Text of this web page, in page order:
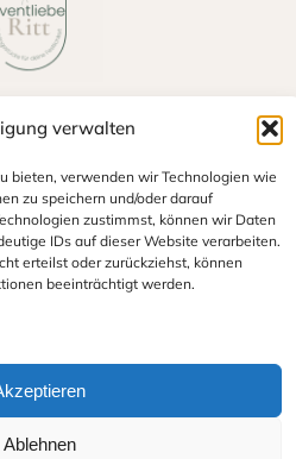
verwalten
bieten, verwenden wir Technologien wie
zu speichern und/oder darauf
zustimmst, können wir Daten
IDs auf dieser Website verarbeiten.
erteilst oder zurückziehst, können
beeinträchtigt werden.
Ablehnen